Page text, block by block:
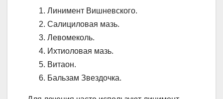
Линимент Вишневского.
Салициловая мазь.
Левомеколь.
Ихтиоловая мазь.
Витаон.
Бальзам Звездочка.